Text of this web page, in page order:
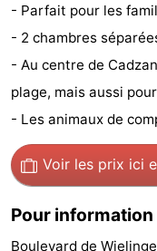
Resort
Nieuwvliet-
Bad
Waterdunen
Zonneweelde
-
Zwinhoeve
Hôtels
Last
minutes
Plages
Voir
- Parfait pour les
- 2 chambres
- Au centre de
plage, mais aussi
- Les animaux de
Voir les prix ici
Pour
Boulevard de